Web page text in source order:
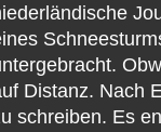
Distanz. Nach
schreiben. Es